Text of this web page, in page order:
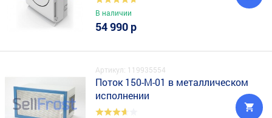
В наличии
54 990 р
Артикул: 119935554
Поток 150-М-01 в металлическом
исполнении